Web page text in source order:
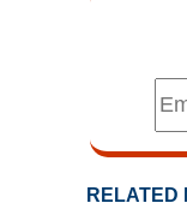
RELATED